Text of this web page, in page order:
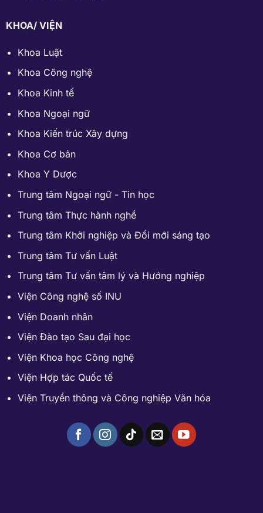
KHOA/ VIỆN
Khoa Luật
Khoa Công nghệ
Khoa Kinh tế
Khoa Ngoại ngữ
Khoa Kiến trúc Xây dựng
Khoa Cơ bản
Khoa Y Dược
Trung tâm Ngoại ngữ - Tin học
Trung tâm Thực hành nghề
Trung tâm Khởi nghiệp và Đổi mới sáng tạo
Trung tâm Tư vấn Luật
Trung tâm Tư vấn tâm lý và Hướng nghiệp
Viện Công nghệ số INU
Viện Doanh nhân
Viện Đào tạo Sau đại học
Viện Khoa học Công nghệ
Viện Hợp tác Quốc tế
Viện Truyền thông và Công nghiệp Văn hóa